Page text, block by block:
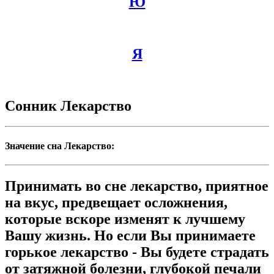
Я
Сонник Лекарство
Значение сна Лекарство:
Принимать во сне лекарство, приятное
на вкус, предвещает осложнения,
которые вскоре изменят к лучшему
Вашу жизнь. Но если Вы принимаете
горькое лекарство - Вы будете страдать
от затяжной болезни, глубокой печали